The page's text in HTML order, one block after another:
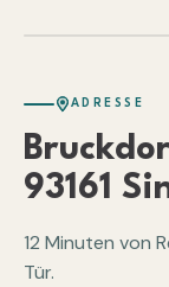
ADRESSE
93161
12 Minuten von
Tür.